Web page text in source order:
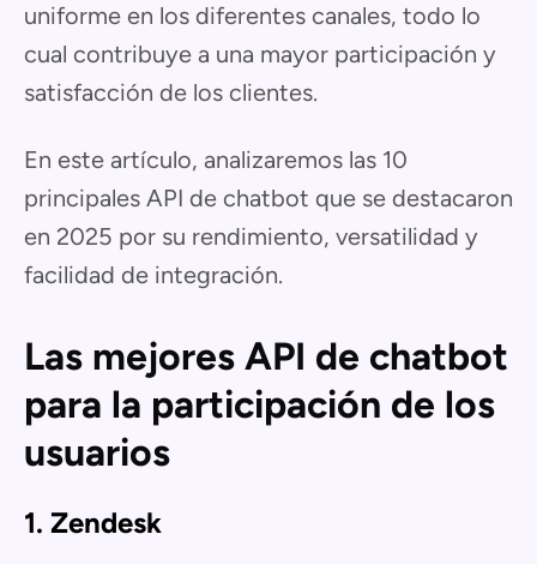
uniforme en los diferentes canales, todo lo
cual contribuye a una mayor participación y
satisfacción de los clientes.
En este artículo, analizaremos las 10
principales API de chatbot que se destacaron
en 2025 por su rendimiento, versatilidad y
facilidad de integración.
Las mejores API de chatbot
para la participación de los
usuarios
1. Zendesk